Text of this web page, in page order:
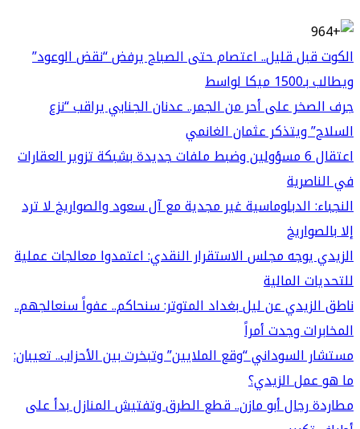
الكوت قبل قليل.. اعتصام حتى الصباح يرفض “نقض الوعود”
ويطالب بـ1500 ميكا لواسط
جرف الصخر على أحر من الجمر.. عدنان الجنابي يراقب “نزع
السلاح” ويتذكر عثمان الغانمي
اعتقال 6 مسؤولين وضبط ملفات جديدة بشبكة تزوير العقارات
في الناصرية
النجباء: الدبلوماسية غير مجدية مع آل سعود والصواريخ لا ترد
إلا بالصواريخ
الزيدي يوجه مجلس الاستقرار النقدي: اعتمدوا معالجات عملية
للتحديات المالية
ناطق الزيدي عن ليل بغداد المتوتر: سنحاكم.. عفواً سنعالجهم..
المخابرات وجدت أمراً
مستشار السوداني “وقع الملايين” وتبخرت بين الأحزاب.. تعيبان:
ما هو عمل الزيدي؟
مطاردة رجال أبو مازن.. قطع الطرق وتفتيش المنازل بدأ على